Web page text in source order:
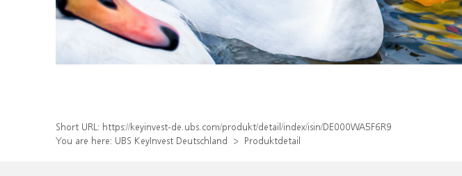
Short URL: https://keyinvest-de.ubs.com/produkt/detail/index/isin/DE000WA5F6R9
You are here: UBS KeyInvest Deutschland Produktdetail